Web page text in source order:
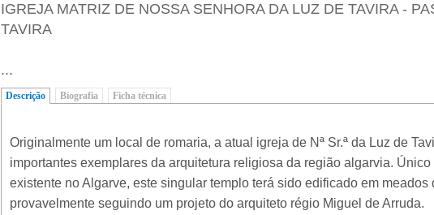
IGREJA MATRIZ DE NOSSA SENHORA DA LUZ DE TAVIRA -
TAVIRA
...
Descrição (separador ativo)
Biografia Ficha técnica
Originalmente um local de romaria, a atual igreja de Nª Sr.ª da Luz de
importantes exemplares da arquitetura religiosa da região algarvia.
existente no Algarve, este singular templo terá sido edificado em meados
provavelmente seguindo um projeto do arquiteto régio Miguel de Arruda.